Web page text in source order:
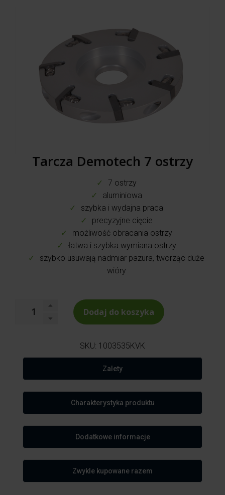
Tarcza Demotech 7 ostrzy
7 ostrzy
aluminiowa
szybka i wydajna praca
precyzyjne cięcie
możliwość obracania ostrzy
łatwa i szybka wymiana ostrzy
szybko usuwają nadmiar pazura, tworząc duże
wióry
Dodaj do koszyka
SKU: 1003535KVK
Zalety
Charakterystyka produktu
Dodatkowe informacje
Zwykle kupowane razem